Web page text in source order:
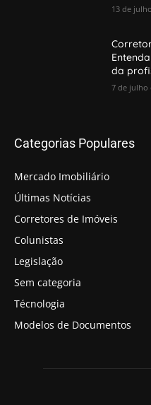
13 de
da
7 de julho
Categorias Populares
Mercado Imobiliário
Últimas Notícias
Corretores de Imóveis
Colunistas
Legislação
Sem categoria
Técnologia
Modelos de Documentos